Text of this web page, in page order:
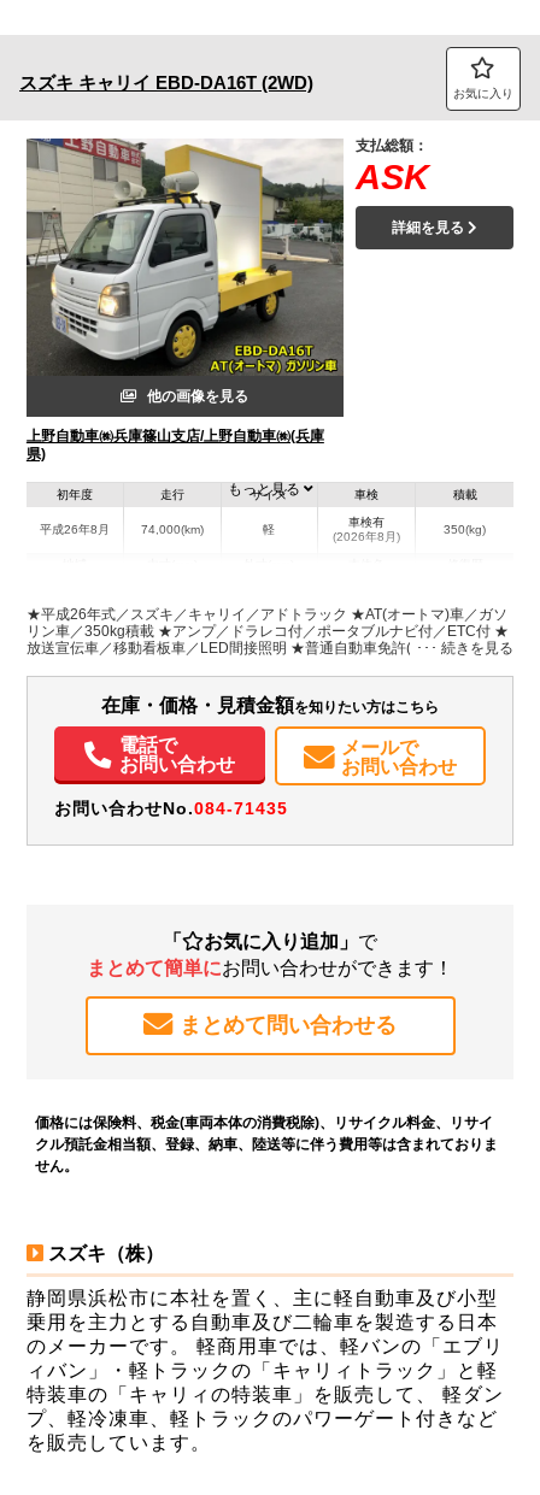
スズキ キャリイ EBD-DA16T (2WD) お気に入り
他の画像を見る
上野自動車㈱兵庫篠山支店/上野自動車㈱(兵庫
県)
支払総額：
ASK
詳細を見る
初年度
平成26年8月
走行
74,000(km)
サイズ
軽
車検
車検有
(2026年8月)
積載
350(kg)
兵庫県
W:1,470
H:1,760
無
パワステ エアバッグ カーナビ ETC
記録簿（一部含む）
取扱説明書（一部含む）
メンテナンスノート（保証書）
もっと見る
★平成26年式／スズキ／キャリイ／アドトラック ★AT(オートマ)車／ガソ
リン車／350kg積載 ★アンプ／ドラレコ付／ポータブルナビ付／ETC付 ★
放送宣伝車／移動看板車／LED間接照明 ★普通自動車免許(車両総重量3.5t
在庫・価格・見積金額を知りたい方はこちら
電話で
お問い合わせ
メールで
お問い合わせ
お問い合わせNo.084-71435
「 お気に入り追加」 で
まとめて簡単にお問い合わせができます！
まとめて問い合わせる
価格には保険料、税金(車両本体の消費税除)、リサイクル料金、リサイ
クル預託金相当額、登録、納車、陸送等に伴う費用等は含まれておりま
せん。
スズキ（株）
静岡県浜松市に本社を置く、主に軽自動車及び小型
乗用を主力とする自動車及び二輪車を製造する日本
のメーカーです。 軽商用車では、軽バンの「エブリ
ィバン」・軽トラックの「キャリィトラック」と軽
特装車の「キャリィの特装車」を販売して、 軽ダン
プ、軽冷凍車、軽トラックのパワーゲート付きなど
を販売しています。